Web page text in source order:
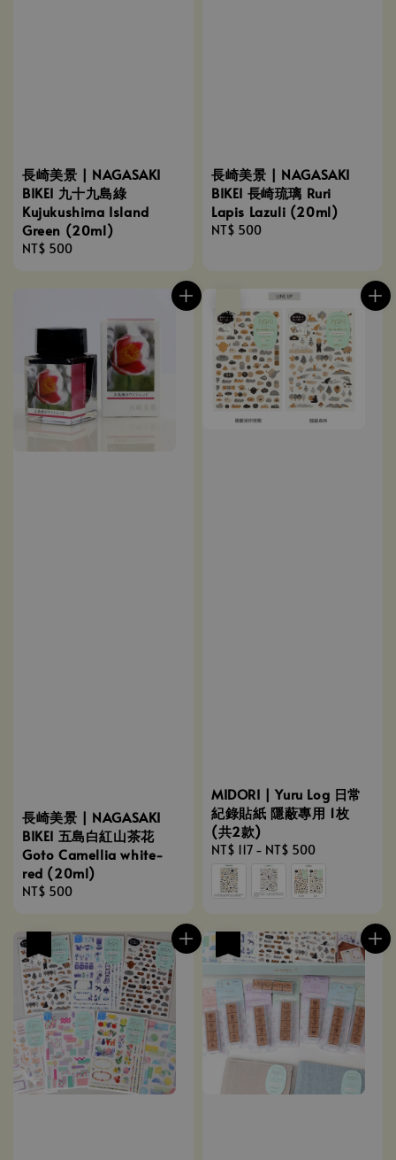
長崎美景 | NAGASAKI
BIKEI 九十九島綠
Kujukushima Island
Green (20ml)
Regular
NT$ 500
長崎美景 | NAGASAKI
BIKEI 長崎琉璃 Ruri
Lapis Lazuli (20ml)
Regular
NT$ 500
長崎美景 | NAGASAKI
BIKEI 五島白紅山茶花
Goto Camellia white-
red (20ml)
Regular
NT$ 500
MIDORI | Yuru Log 日常
紀錄貼紙 隱蔽專用 1枚
(共2款)
Regular
price
NT$ 117 - NT$ 500